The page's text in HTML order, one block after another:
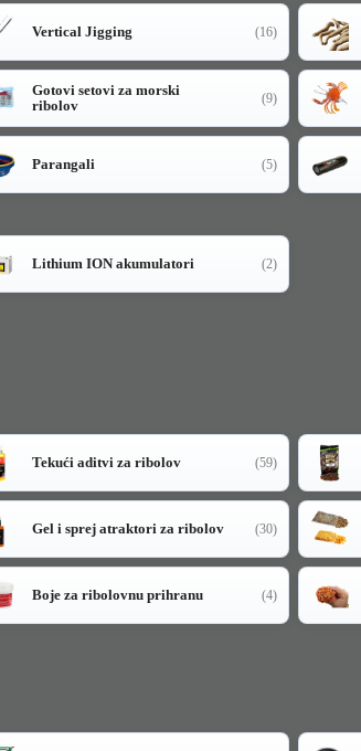
Vertical Jigging (16)
Gotovi setovi za morski
ribolov
(9)
Parangali (5)
Lithium ION akumulatori (2)
Tekući aditvi za ribolov (59)
Gel i sprej atraktori za ribolov (30)
Boje za ribolovnu prihranu (4)